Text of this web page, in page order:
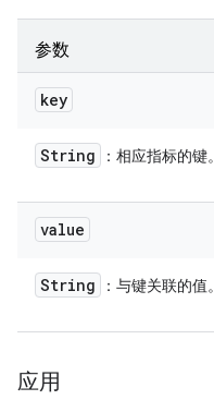
参数
key
String ：相应指标的键。
value
String ：与键关联的值。
应用